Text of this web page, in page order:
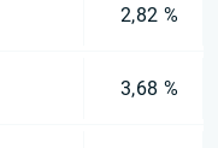
2,82 %
3,68 %